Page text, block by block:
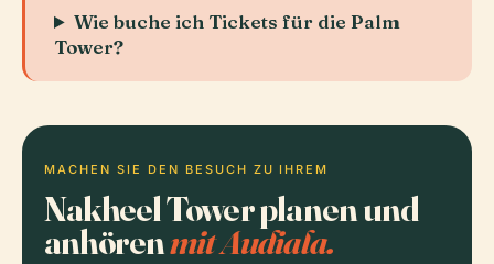
Wie buche ich Tickets für die Palm
Tower?
MACHEN SIE DEN BESUCH ZU IHREM
Nakheel Tower planen und
anhörenmit Audiala.